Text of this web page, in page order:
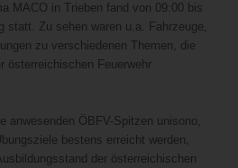
MACO in Trieben fand von 09:00 bis
statt. Zu sehen waren u.a. Fahrzeuge,
zu verschiedenen Themen, die
österreichischen Feuerwehr
anwesenden ÖBFV-Spitzen unisono,
bestens erreicht werden,
der österreichischen